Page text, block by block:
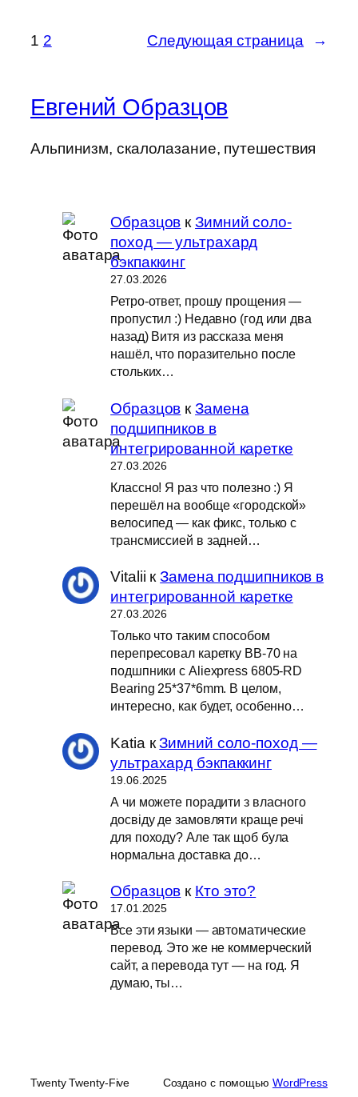
1 2 Следующая страница →
Евгений Образцов
Альпинизм, скалолазание, путешествия
Образцов кЗимний соло-
поход — ультрахард
бэкпаккинг
27.03.2026
Ретро-ответ, прошу прощения —
пропустил :) Недавно (год или два
назад) Витя из рассказа меня
нашёл, что поразительно после
стольких…
Образцов кЗамена
подшипников в
интегрированной каретке
27.03.2026
Классно! Я раз что полезно :) Я
перешёл на вообще «городской»
велосипед — как фикс, только с
трансмиссией в задней…
Vitalii кЗамена подшипников в
интегрированной каретке
27.03.2026
Только что таким способом
перепресовал каретку BB-70 на
подшпники с Aliexpress 6805-RD
Bearing 25*37*6mm. В целом,
интересно, как будет, особенно…
Katia кЗимний соло-поход —
ультрахард бэкпаккинг
19.06.2025
А чи можете порадити з власного
досвіду де замовляти краще речі
для походу? Але так щоб була
нормальна доставка до…
Образцов к Кто это?
17.01.2025
Все эти языки — автоматические
перевод. Это же не коммерческий
сайт, а перевода тут — на год. Я
думаю, ты…
Twenty Twenty-Five Создано с помощью WordPress